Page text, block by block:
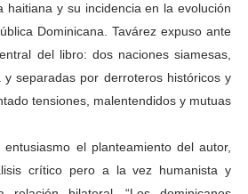
haitiana y su incidencia en la evolución
Dominicana. Tavárez expuso ante
del libro: dos naciones siamesas,
separadas por derroteros históricos y
tensiones, malentendidos y mutuas
el planteamiento del autor,
crítico pero a la vez humanista y